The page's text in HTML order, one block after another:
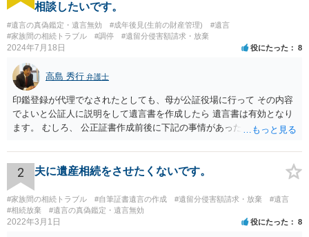
相談したいです。
#遺言の真偽鑑定・遺言無効 #成年後見(生前の財産管理)
#遺言
#家族間の相続トラブル
#調停 #遺留分侵害額請求・放棄
2024年7月18日 役にたった 8
高島 秀行 弁護士
印鑑登録が代理でなされたとしても、母が公証役場に行って その内容
でよいと公証人に説明をして遺言書を作成したら 遺言書は有効となり
ます。 むしろ、 公正証書作成前後に下記の事情があったことが証明で
月に携帯が新しくなった母からの第一声は「ここにいたら殺される」
「面会に来てくれ」で、長男に聞くと「面会は出来ない。俺は携帯電
話の使い方を教える為に会っている」「母の話は聞かなくて良い」と
電話が切れました。その後の電話でも「食事に毒が入っている」「体
にチップが埋められている」等、おかしかったです。 当時の診療記
録、介護認定の資料、介護記録を取得して 弁護士に面談で相談された
2 夫に遺産相続をさせたくないです。
#家族間の相続トラブル #自筆証書遺言の作成 #遺留分侵害額請求・放棄
#遺言
#相続放棄
#遺言の真偽鑑定・遺言無効
2022年3月1日 役にたった 8